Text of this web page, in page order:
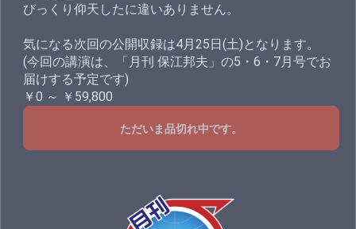
びっくり仰天したに違いありません。
気になる次回の公開収録は4月25日(土)となります。
(今回の講演は、「月刊 保江邦夫」の5・6・7月号でお
届けする予定です)
￥0 ～ ￥59,800
ただいま品切れ中です。